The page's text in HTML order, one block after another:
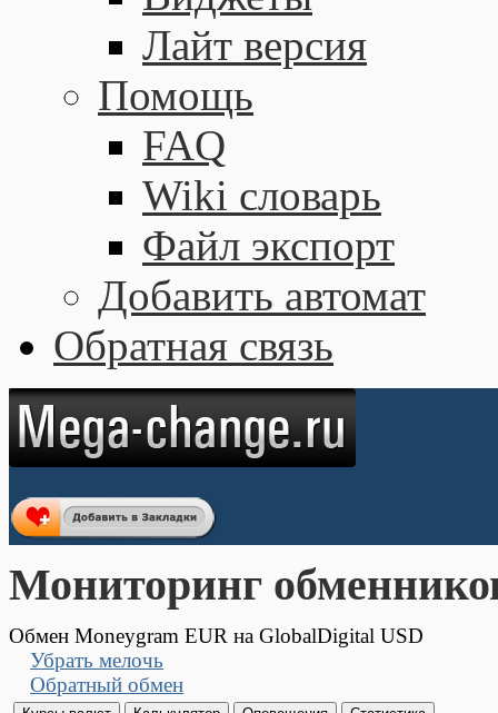
Лайт версия
Помощь
FAQ
Wiki словарь
Файл экспорт
Добавить автомат
Обратная связь
Мониторинг
Обмен Moneygram EUR на GlobalDigital USD
Убрать мелочь
Обратный обмен